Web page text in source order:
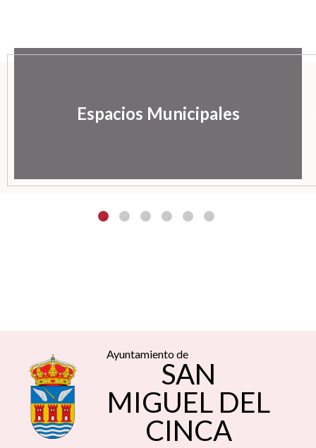
Espacios Municipales
Ayuntamiento de
SAN
MIGUEL DEL
CINCA